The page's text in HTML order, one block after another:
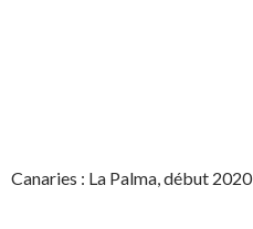
Canaries : La Palma, début 2020